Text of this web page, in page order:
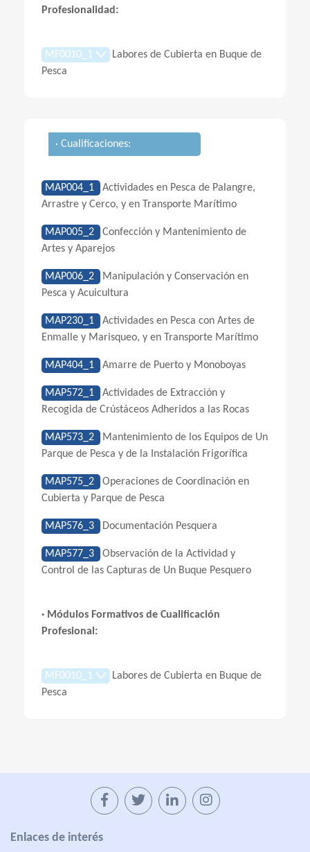
Profesionalidad:
MF0010_1
Labores de Cubierta en Buque de
Pesca
· Cualificaciones:
MAP004_1
Actividades en Pesca de Palangre,
Arrastre y Cerco, y en Transporte Marítimo
MAP005_2
Confección y Mantenimiento de
Artes y Aparejos
MAP006_2
Manipulación y Conservación en
Pesca y Acuicultura
MAP230_1
Actividades en Pesca con Artes de
Enmalle y Marisqueo, y en Transporte Marítimo
MAP404_1 Amarre de Puerto y Monoboyas
MAP572_1
Actividades de Extracción y
Recogida de Crústáceos Adheridos a las Rocas
MAP573_2
Mantenimiento de los Equipos de Un
Parque de Pesca y de la Instalación Frigorífica
MAP575_2
Operaciones de Coordinación en
Cubierta y Parque de Pesca
MAP576_3 Documentación Pesquera
MAP577_3
Observación de la Actividad y
Control de las Capturas de Un Buque Pesquero
· Módulos Formativos de Cualificación
Profesional:
MF0010_1
Labores de Cubierta en Buque de
Pesca
Enlaces de interés